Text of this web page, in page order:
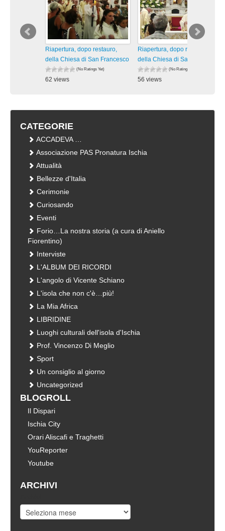
Riapertura, dopo restauro,
della Chiesa di San Francesco
(No Ratings Yet)
62 views
Riapertura, dopo restauro,
della Chiesa di San Francesco
(No Ratings Yet)
56 views
CATEGORIE
ACCADEVA …
Associazione PAS Pronatura Ischia
Attualità
Bellezze d'Italia
Cerimonie
Curiosando
Eventi
Forio…La nostra storia (a cura di Aniello
Fiorentino)
Interviste
L'ALBUM DEI RICORDI
L'angolo di Vicente Schiano
L'isola che non c'è…più!
La Mia Africa
LIBRIDINE
Luoghi culturali dell'isola d'Ischia
Prof. Vincenzo Di Meglio
Sport
Un consiglio al giorno
Uncategorized
BLOGROLL
Il Dispari
Ischia City
Orari Aliscafi e Traghetti
YouReporter
Youtube
ARCHIVI